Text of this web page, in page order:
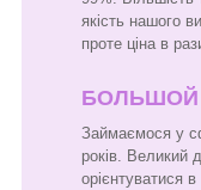
якість нашого
проте ціна в
Займаємося у
років. Великий
орієнтуватися